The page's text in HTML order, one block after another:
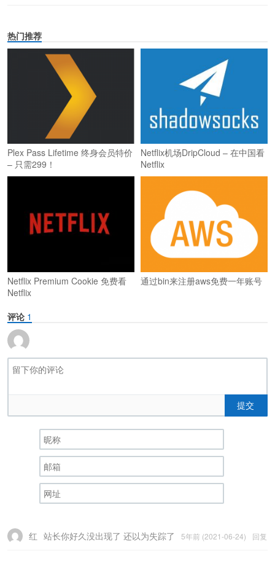
热门推荐
Plex Pass Lifetime 终身会员特价
– 只需299！
Netflix机场DripCloud – 在中国看
Netflix
Netflix Premium Cookie 免费看
Netflix
通过bin来注册aws免费一年账号
评论 1
提交
红 站长你好久没出现了 还以为失踪了 5年前 (2021-06-24) 回复